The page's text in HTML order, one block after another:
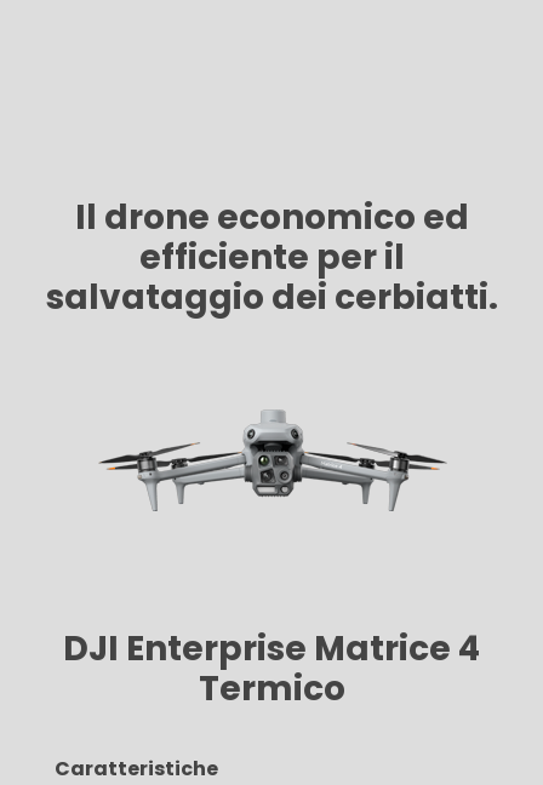
Il drone economico ed
efficiente per il
salvataggio dei cerbiatti.
DJI Enterprise Matrice 4
Termico
Caratteristiche